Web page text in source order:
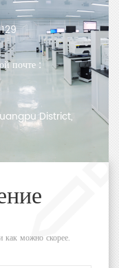
почте :
District,
как можно скорее.